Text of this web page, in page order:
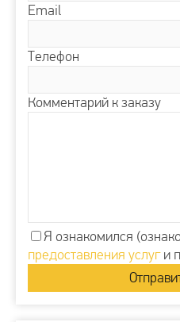
Email
Телефон
Комментарий к заказу
Я ознакомился
предоставления услуги